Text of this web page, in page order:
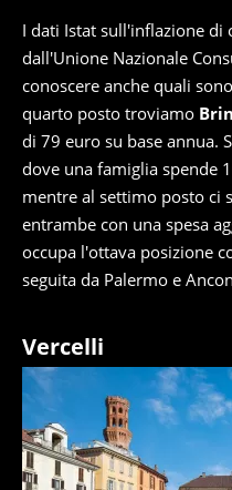
I dati Istat sull'inflazione di
dall'Unione Nazionale
conoscere anche quali
quarto posto troviamo
di 79 euro su base annua.
dove una famiglia spende
mentre al settimo posto ci
entrambe con una spesa
occupa l'ottava posizione
seguita da Palermo e
Vercelli